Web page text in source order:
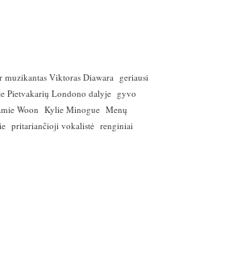
muzikantas Viktoras Diawara geriausi
Pietvakarių Londono dalyje gyvo
Woon Kylie Minogue Menų
pritariančioji vokalistė renginiai